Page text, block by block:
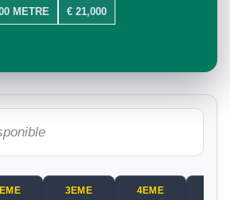
METRE € 21,000
3EME 4EME